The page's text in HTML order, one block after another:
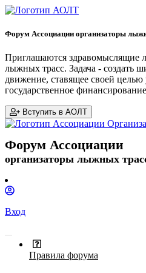
Форум Ассоциации организаторы
Приглашаются здравомыслящие
лыжных трасс. Задача - создать
движение, ставящее своей целью
государственное
Вступить в АОЛТ
Форум Ассоциации
организаторы лыжных
Вход
Правила форума